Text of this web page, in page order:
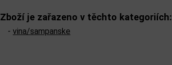
Zboží je zařazeno v těchto kategoriích:
- vina/sampanske